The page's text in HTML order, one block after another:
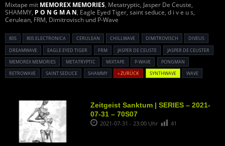
Mixtape mit MEMOREX MEMORIES, Metatryptic, Jasper De Ceuste,
SHAMMY, P O N G M A N, Eagle Eyed Tiger, saint seduce, d i v e u s,
Cerulean, FRM, Dimitrovisch und P-Wave
80S 80S ELECTRONICA CERULEAN CHILLWAVE DIMITROVISCH
DIVEUS
DREAMWAVE
EAGLE EYED TIGER FRM JASPER DE CEUSTE
JASPER DE CEUSTER
MEMOREX MEMORIES
METATRYPTIC MIXTAPE P-WAVE
PONGMAN
RETROWAVE
SAINT SEDUCE SHAMMY « ZURÜCK SYNTHWAVE WAVE
Zeitgeist Sanktum | SERIES – 2021-
07-31 – 70S07
2021-07-31 - 23:00 Uhr 41